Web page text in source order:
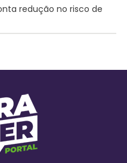
redução no risco de